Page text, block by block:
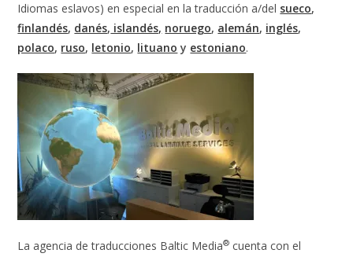
Idiomas eslavos) en especial en la traducción a/del sueco,
finlandés, danés, islandés, noruego, alemán, inglés,
polaco, ruso, letonio, lituano y estoniano.
La agencia de traducciones Baltic Media® cuenta con el